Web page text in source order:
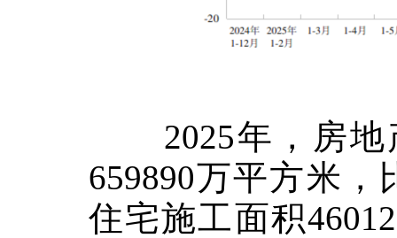
2025年，房
659890万平方米，
住宅施工面积